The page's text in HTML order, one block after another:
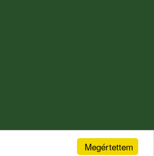
Megértettem
Kapcsolat